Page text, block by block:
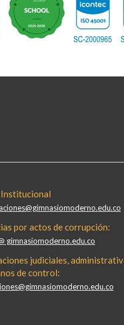
por actos de corrupción:
gimnasiomoderno.edu.co
judiciales,
de control: